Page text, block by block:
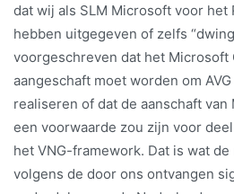
dat wij als SLM Microsoft voor het
hebben uitgegeven of zelfs
voorgeschreven dat het Microsoft
aangeschaft moet worden om
realiseren of dat de aanschaft
een voorwaarde zou zijn voor
het VNG-framework. Dat is wat
volgens de door ons ontvangen